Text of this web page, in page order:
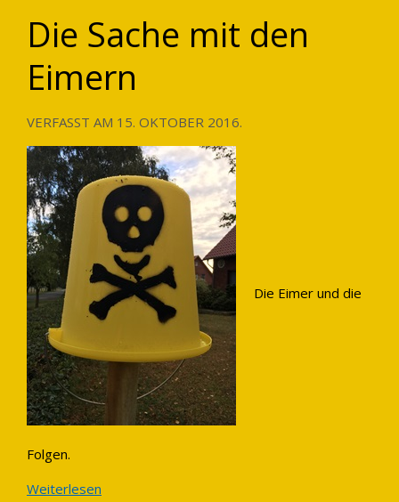
Die Sache mit den
Eimern
VERFASST AM 15. OKTOBER 2016.
Die Eimer und die
Folgen.
Weiterlesen